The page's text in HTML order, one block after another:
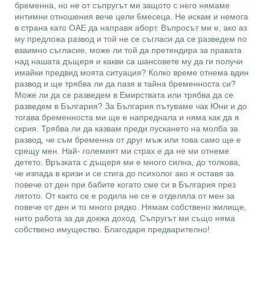
бременна, но не от съпругът ми защото с него нямаме
интимни отношения вече цели 6месеца. Не искам и немога
в страна като ОАЕ да направя аборт. Въпросът ми е, ако аз
му предложа развод и той не се съгласи да се разведем по
взаимно съгласие, може ли той да претендира за правата
над нашата дъщеря и какви са шансовете му да ги получи
имайки предвид моята ситуация? Колко време отнема вдин
развод и ще трябва ли да пазя в тайна бременноста си?
Може ли да се разведем в Емирствата или трябва да се
разведем в България? За България пътуваме чак Юни и до
тогава бременноста ми ще е напреднала и няма как да я
скрия. Трябва ли да казвам преди пускането на молба за
развод, че съм бременна от друг мъж или това само ще е
срещу мен. Най- големият ми страх е да не ми отнеме
детето. Връзката с дъщеря ми е много силна, до толкова,
че изпада в кризи и се стига до психолог ако я оставя за
повече от ден при бабите когато сме си в България през
лятото. От както се е родила не се е отделяла от мен за
повече от ден и то много рядко. Нямам собствено жилище,
нито работа за да докжа доход. Съпругът ми също няма
собствено имущество. Благодаря предварително!